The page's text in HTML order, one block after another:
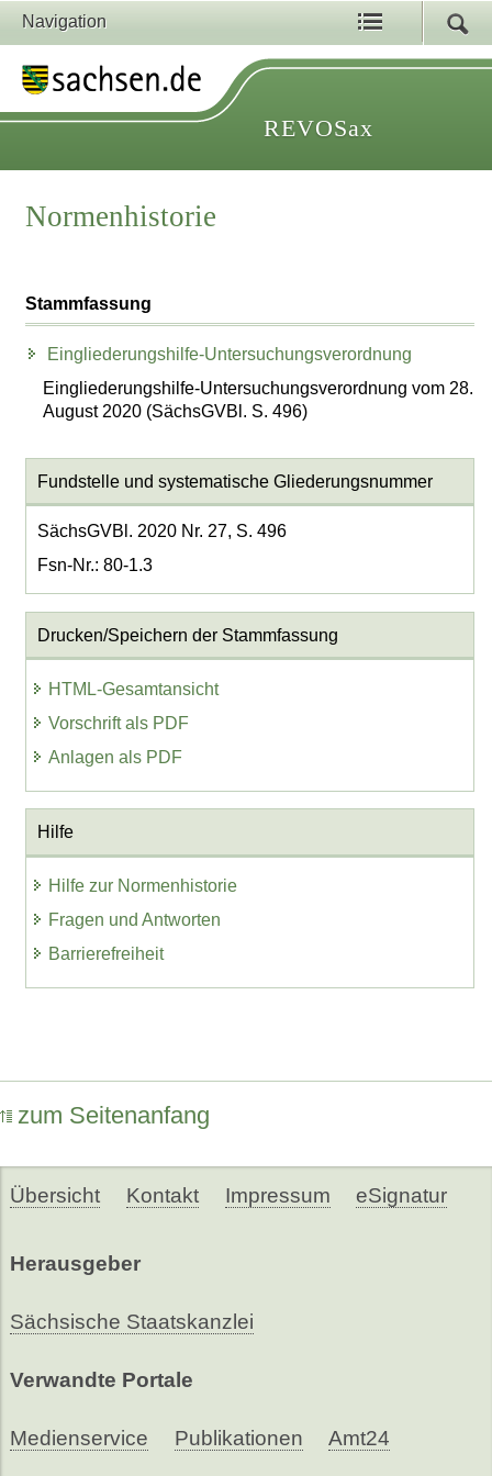
Navigation
REVOSax
Normenhistorie
Stammfassung
Eingliederungshilfe-Untersuchungsverordnung
Eingliederungshilfe-Untersuchungsverordnung vom 28.
August 2020 (SächsGVBl. S. 496)
Fundstelle und systematische Gliederungsnummer
SächsGVBl. 2020 Nr. 27, S. 496
Fsn-Nr.: 80-1.3
Drucken/Speichern der Stammfassung
HTML-Gesamtansicht
Vorschrift als PDF
Anlagen als PDF
Hilfe
Hilfe zur Normenhistorie
Fragen und Antworten
Barrierefreiheit
zum Seitenanfang
Übersicht Kontakt Impressum eSignatur
Herausgeber
Sächsische Staatskanzlei
Verwandte Portale
Medienservice Publikationen Amt24